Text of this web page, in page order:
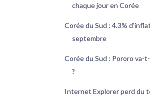
chaque jour en Corée
Corée du Sud : 4.3%
septembre
Corée du Sud : Pororo va-
?
Internet Explorer perd du